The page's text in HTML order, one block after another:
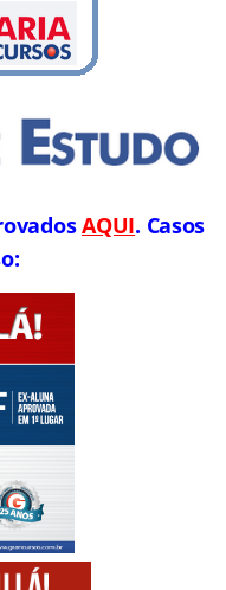
AQUI. Casos